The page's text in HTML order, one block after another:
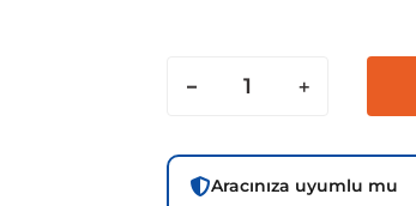
Aracınıza uyumlu mu